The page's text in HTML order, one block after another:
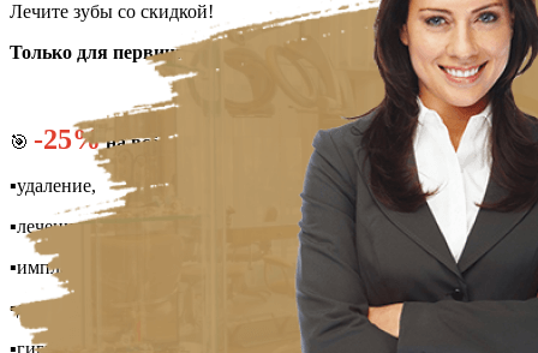
Лечите зубы со скидкой!
Только для первичных пациентов!
🎯 -25%на всё:
▪️удаление,
▪️лечение,
▪️импланты,
▪️диагностика,
▪️гигиена